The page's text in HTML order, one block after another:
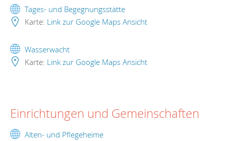
Tages- und Begegnungsstätte
Karte: Link zur Google Maps Ansicht
Wasserwacht
Karte: Link zur Google Maps Ansicht
Einrichtungen und Gemeinschaften
Alten- und Pflegeheime